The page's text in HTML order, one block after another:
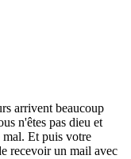
arrivent beaucoup
n'êtes pas dieu et
Et puis votre
recevoir un mail avec